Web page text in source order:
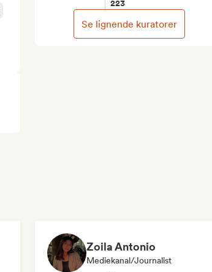
223
Se lignende kuratorer
Zoila Antonio
Mediekanal/journalist